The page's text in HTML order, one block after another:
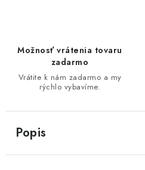
Možnosť vrátenia tovaru
zadarmo
Vrátite k nám zadarmo a my
rýchlo vybavíme.
Popis